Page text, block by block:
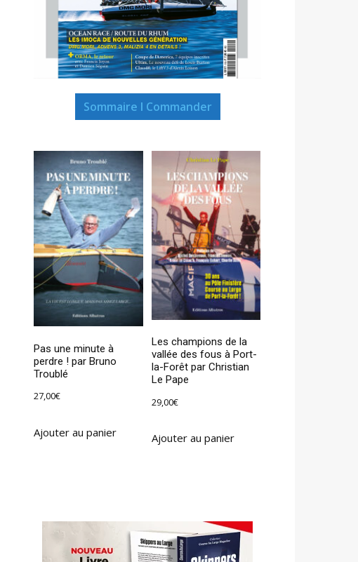
Sommaire I Commander
Pas une minute à
perdre ! par Bruno
Troublé
27,00€
Ajouter au panier
Les champions de la
vallée des fous à Port-
la-Forêt par Christian
Le Pape
29,00€
Ajouter au panier